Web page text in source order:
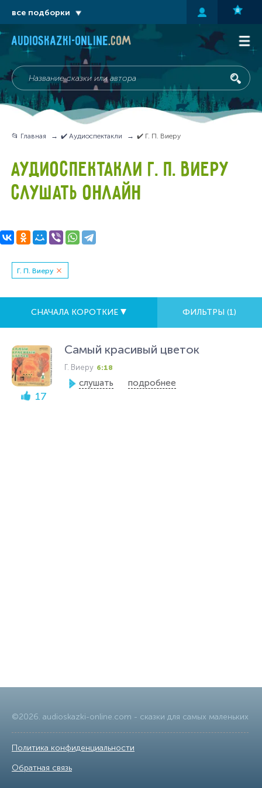
audioskazki-online.com
📂 Главная ✔️ Аудиоспектакли ✔️ Г. П. Виеру
АУДИОСПЕКТАКЛИ Г. П. ВИЕРУ
СЛУШАТЬ ОНЛАЙН
Г. П. Виеру
СНАЧАЛА КОРОТКИЕ ФИЛЬТРЫ (1)
17
Самый красивый цветок
Г. Виеру 6:18
слушать подробнее
©2026. audioskazki-online.com - сказки для самых маленьких
Политика конфиденциальности
Обратная связь
все подборки